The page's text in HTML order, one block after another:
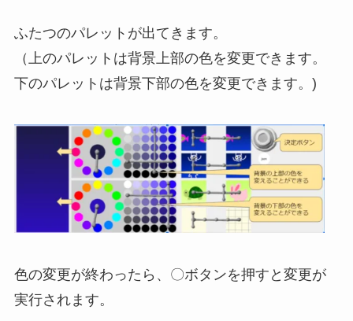
ふたつのパレットが出てきます。
（上のパレットは背景上部の色を変更できます。
下のパレットは背景下部の色を変更できます。)
色の変更が終わったら、〇ボタンを押すと変更が
実行されます。